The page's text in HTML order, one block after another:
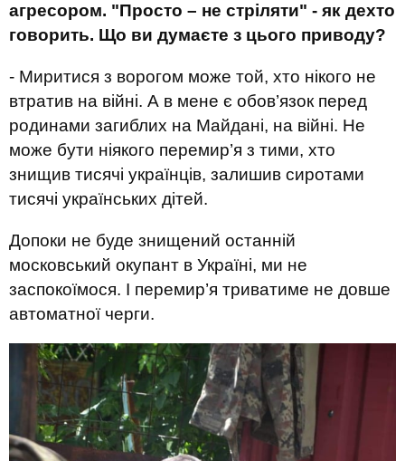
агресором. "Просто – не стріляти" - як дехто
говорить. Що ви думаєте з цього приводу?
- Миритися з ворогом може той, хто нікого не
втратив на війні. А в мене є обов’язок перед
родинами загиблих на Майдані, на війні. Не
може бути ніякого перемир’я з тими, хто
знищив тисячі українців, залишив сиротами
тисячі українських дітей.
Допоки не буде знищений останній
московський окупант в Україні, ми не
заспокоїмося. І перемир’я триватиме не довше
автоматної черги.